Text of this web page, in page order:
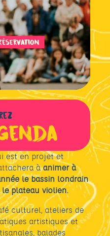
est en projet et
àanimer à
le bassin londrain
le plateau violien.
culturel, ateliers de
artistiques et
balades